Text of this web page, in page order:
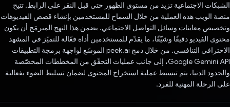
الشبكات الاجتماعية تزيد من مستوى الظهور حتى قبل النقر على الرابط. تتيح
منصة الويب هذه العملية من خلال السماح للمستخدمين بإنشاء قصص الفيديوهات
وتخصيص معاينات وسائل التواصل الاجتماعي. يضمن هذا النهج المبرمَج أن يكون
محتوى الفيديو دقيقًا وشيّقًا، ما يقدّم للمستخدمين أداة فعّالة للتميّز في المشهد
الاحترافي التنافسي. من خلال دمج peek.ai الموسّع لواجهة برمجة التطبيقات
Google Gemini API، إلى جانب عمليات التحقّق من المخططات المخصّصة
والحدود الدنيا، يتم تبسيط عملية استخراج المحتوى لضمان تسليط الضوء بفعالية
على الرحلة المهنية للفرد.